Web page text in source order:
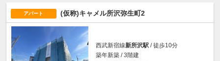
アパート (仮称)キャメル所沢弥生町2
西武新宿線新所沢駅 / 徒歩10分
築年新築 / 3階建